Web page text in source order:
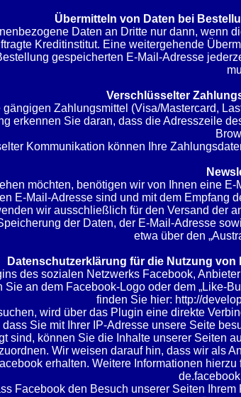
Übermitteln von Daten bei
Daten an Dritte nur dann, wenn
Kreditinstitut. Eine weitergehende
gespeicherten E-Mail-Adresse
Verschlüsselter
Zahlungsmittel (Visa/Mastercard,
erkennen Sie daran, dass die Adresszeile
Kommunikation können Ihre
möchten, benötigen wir von Ihnen eine
E-Mail-Adresse sind und mit dem Empfang
wir ausschließlich für den Versand der
der Daten, der E-Mail-Adresse
etwa über den
Datenschutzerklärung für die Nutzung
des sozialen Netzwerks Facebook,
an dem Facebook-Logo oder dem „Like-
finden Sie hier: http://
wird über das Plugin eine direkte
Sie mit Ihrer IP-Adresse unsere Seite
sind, können Sie die Inhalte unserer Seiten
Wir weisen darauf hin, dass wir als
erhalten. Weitere Informationen
Facebook den Besuch unserer Seiten